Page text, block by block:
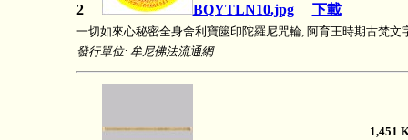
2 BQYTLN10.jpg 下載
一切如來心秘密全身舍利寶篋印陀羅尼咒輪, 阿育王時期古梵文
發行單位: 牟尼佛法流通網